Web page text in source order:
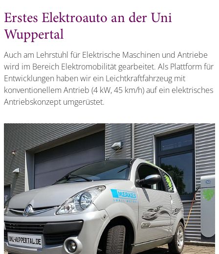
Erstes Elektroauto an der Uni
Wuppertal
Auch am Lehrstuhl für Elektrische Maschinen und Antriebe
wird im Bereich Elektromobilität gearbeitet. Als Plattform für
Entwicklungen haben wir ein Leichtkraftfahrzeug mit
konventionellem Antrieb (4 kW, 45 km/h) auf ein elektrisches
Antriebskonzept umgerüstet.